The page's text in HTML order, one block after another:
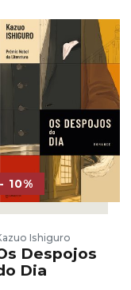
- 10%
Ishiguro
Despojos
Dia